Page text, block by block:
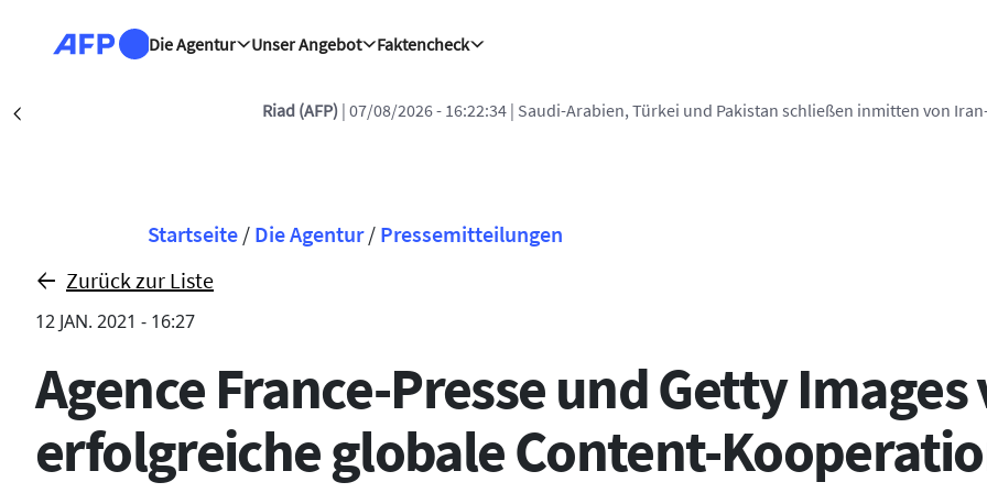
Die Agentur
Unser Angebot Faktencheck
Verteidigungsabkommen Berlin (AFP) | 07/08/2026 -
Pfadnavigation
Startseite / Die Agentur/ Pressemitteilungen
Zurück zur Liste
12 JAN. 2021 - 16:27
Agence France-Presse und Getty
erfolgreiche globale Content-